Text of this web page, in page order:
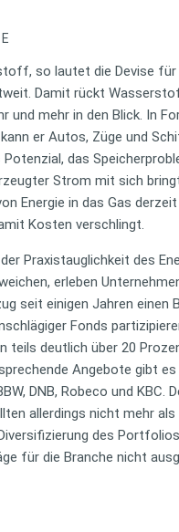
so lautet die Devise für
Damit rückt
und mehr in den Blick. In
er Autos, Züge und
das
Strom mit sich
Energie in das Gas
Kosten verschlingt.
Praxistauglichkeit des
erleben
seit einigen Jahren einen
Fonds
teils deutlich über 20
Angebote gibt
DNB, Robeco und KBC.
allerdings nicht mehr als
des
für die Branche nicht